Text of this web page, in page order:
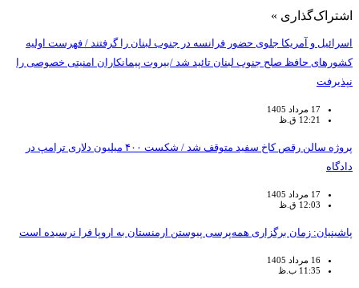
اشتراک‌گذاری »
اسرائیل و آمریکا جلوی حضور فرانسه در جنوب لبنان را گرفتند / فهرست اولیه
کشورهای حافظ صلح جنوب لبنان تائید شد /بیروت پیمانکاران امنیتی خصوصی را
نپذیرفت
17 مرداد 1405
12:21 ق.ظ
پروژه سالن رقص کاخ سفید متوقف شد / شکست ۴۰۰ میلیون دلاری ترامپ در
دادگاه
17 مرداد 1405
12:03 ق.ظ
پاشینیان: زمان برگزاری همه‌پرسی پیوستن ارمنستان به اروپا فرا نرسیده است
16 مرداد 1405
11:35 ب.ظ